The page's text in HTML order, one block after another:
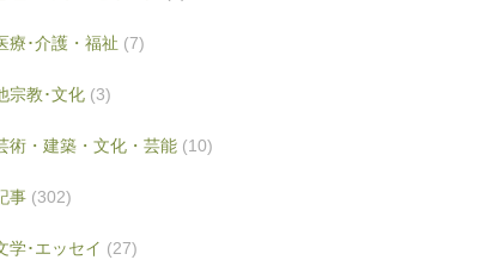
療･介護・福祉 (7)
宗教･文化 (3)
術・建築・文化・芸能 (10)
事 (302)
学･エッセイ (27)